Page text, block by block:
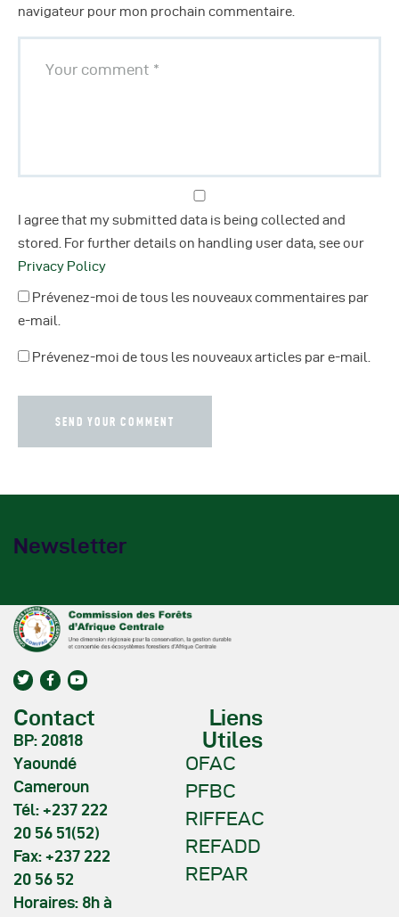
navigateur pour mon prochain commentaire.
I agree that my submitted data is being collected and
stored. For further details on handling user data, see our
Privacy Policy
Prévenez-moi de tous les nouveaux commentaires par
e-mail.
Prévenez-moi de tous les nouveaux articles par e-mail.
Newsletter
Contact
BP: 20818
Yaoundé
Cameroun
Tél: +237 222
20 56 51(52)
Fax: +237 222
20 56 52
Horaires: 8h à
Liens
Utiles
OFAC
PFBC
RIFFEAC
REFADD
REPAR